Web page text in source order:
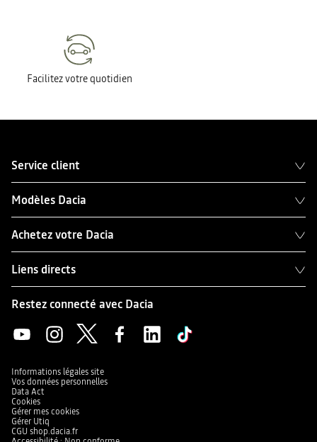
Facilitez votre quotidien
Service client
Modèles Dacia
Achetez votre Dacia
Liens directs
Restez connecté avec Dacia
Informations légales site
Vos données personnelles
Data Act
Cookies
Gérer mes cookies
Gérer Utiq
CGU shop.dacia.fr